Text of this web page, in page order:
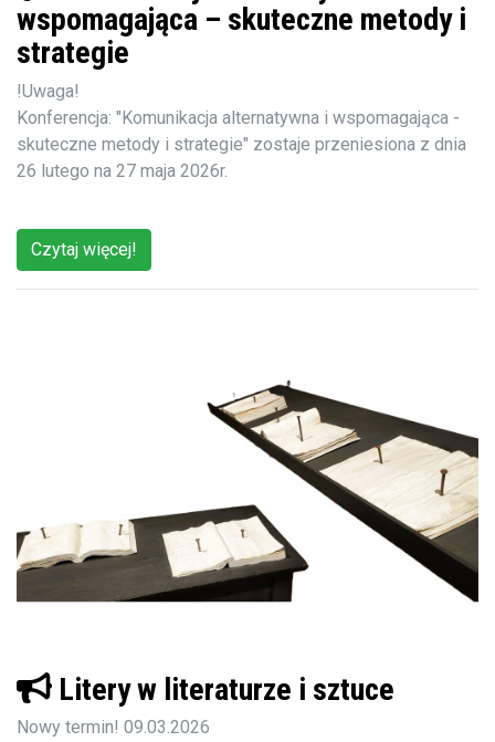
wspomagająca – skuteczne metody i
strategie
!Uwaga!
Konferencja: "Komunikacja alternatywna i wspomagająca -
skuteczne metody i strategie" zostaje przeniesiona z dnia
26 lutego na 27 maja 2026r.
Czytaj więcej!
Litery w literaturze i sztuce
Nowy termin! 09.03.2026